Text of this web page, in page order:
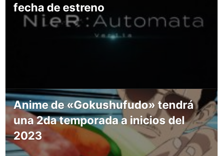
fecha de estreno
Anime de «Gokushufudo» tendrá
una 2da temporada a inicios del
2023